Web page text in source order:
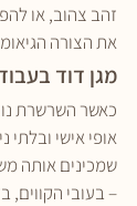
זהב צהוב, או
את הצורה
מגן דוד
כאשר השרשרת
אופי אישי ובלתי
שמכינים אותה
– בעובי הקווים,